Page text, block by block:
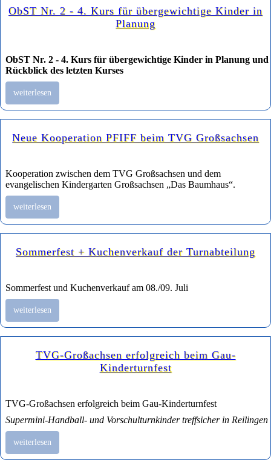
ObST Nr. 2 - 4. Kurs für übergewichtige Kinder in
Planung
ObST Nr. 2 - 4. Kurs für übergewichtige Kinder in Planung und
Rückblick des letzten Kurses
weiterlesen
Neue Kooperation PFIFF beim TVG Großsachsen
Kooperation zwischen dem TVG Großsachsen und dem
evangelischen Kindergarten Großsachsen „Das Baumhaus“.
weiterlesen
Sommerfest + Kuchenverkauf der Turnabteilung
Sommerfest und Kuchenverkauf am 08./09. Juli
weiterlesen
TVG-Großachsen erfolgreich beim Gau-
Kinderturnfest
TVG-Großachsen erfolgreich beim Gau-Kinderturnfest
Supermini-Handball- und Vorschulturnkinder treffsicher in Reilingen
weiterlesen